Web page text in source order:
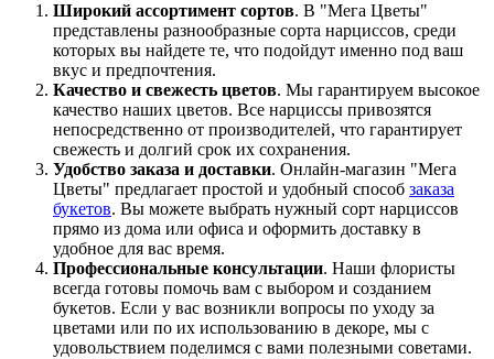
Широкий ассортимент сортов. В "Мега Цветы"
представлены разнообразные сорта нарциссов, среди
которых вы найдете те, что подойдут именно под ваш
вкус и предпочтения.
Качество и свежесть цветов. Мы гарантируем высокое
качество наших цветов. Все нарциссы привозятся
непосредственно от производителей, что гарантирует
свежесть и долгий срок их сохранения.
Удобство заказа и доставки. Онлайн-магазин "Мега
Цветы" предлагает простой и удобный способ заказа
букетов. Вы можете выбрать нужный сорт нарциссов
прямо из дома или офиса и оформить доставку в
удобное для вас время.
Профессиональные консультации. Наши флористы
всегда готовы помочь вам с выбором и созданием
букетов. Если у вас возникли вопросы по уходу за
цветами или по их использованию в декоре, мы с
удовольствием поделимся с вами полезными советами.